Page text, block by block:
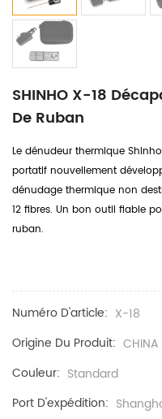
SHINHO X-18
De Ruban
Le dénudeur thermique
portatif nouvellement
dénudage thermique non
12 fibres. Un bon outil fiable
ruban.
Numéro D'article: X-18
Origine Du Produit: CHINA
Couleur: Standard
Port D'expédition: